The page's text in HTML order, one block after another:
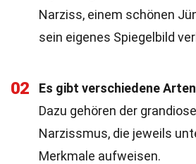
Narziss, einem schönen
sein eigenes Spiegelbild
02
Es gibt verschiedene
Dazu gehören der
Narzissmus, die jeweils
Merkmale aufweisen.